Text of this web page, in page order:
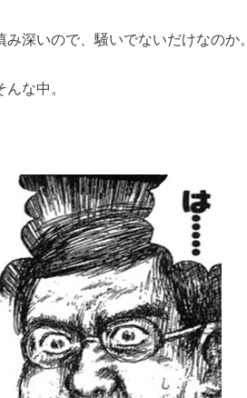
み深いので、騒いでないだけなのか。
んな中。